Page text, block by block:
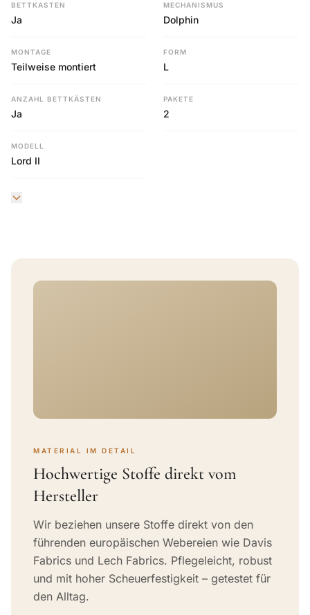
BETTKASTEN
Ja
MECHANISMUS
Dolphin
MONTAGE
Teilweise montiert
FORM
L
ANZAHL BETTKÄSTEN
Ja
PAKETE
2
MODELL
Lord II
MATERIAL IM DETAIL
Hochwertige Stoffe direkt vom
Hersteller
Wir beziehen unsere Stoffe direkt von den
führenden europäischen Webereien wie Davis
Fabrics und Lech Fabrics. Pflegeleicht, robust
und mit hoher Scheuerfestigkeit – getestet für
den Alltag.